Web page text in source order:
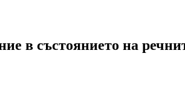
в състоянието на